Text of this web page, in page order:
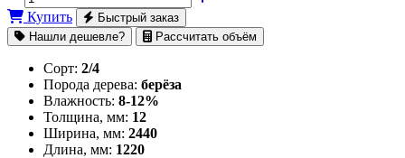
Купить
Быстрый заказ
Нашли дешевле?
Рассчитать объём
Сорт: 2/4
Порода дерева: берёза
Влажность: 8-12%
Толщина, мм: 12
Ширина, мм: 2440
Длина, мм: 1220